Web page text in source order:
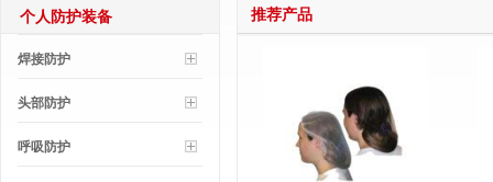
推荐产品
个人防护装备
焊接防护
头部防护
呼吸防护